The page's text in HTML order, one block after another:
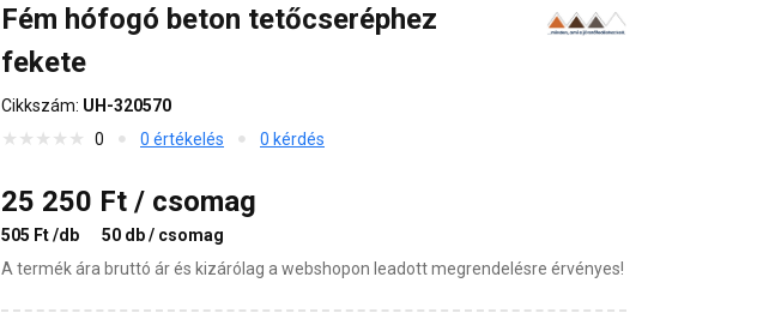
Fém hófogó beton tetőcseréphez
fekete
Cikkszám: UH-320570
0
0 értékelés 0 kérdés
25 250 Ft / csomag
505 Ft /db
50 db / csomag
A termék ára bruttó ár és kizárólag a webshopon leadott megrendelésre érvényes!